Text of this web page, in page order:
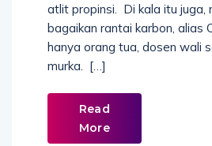
atlit propinsi. Di kala itu juga,
bagaikan rantai karbon, alias
hanya orang tua, dosen wali
murka. […]
Read
More